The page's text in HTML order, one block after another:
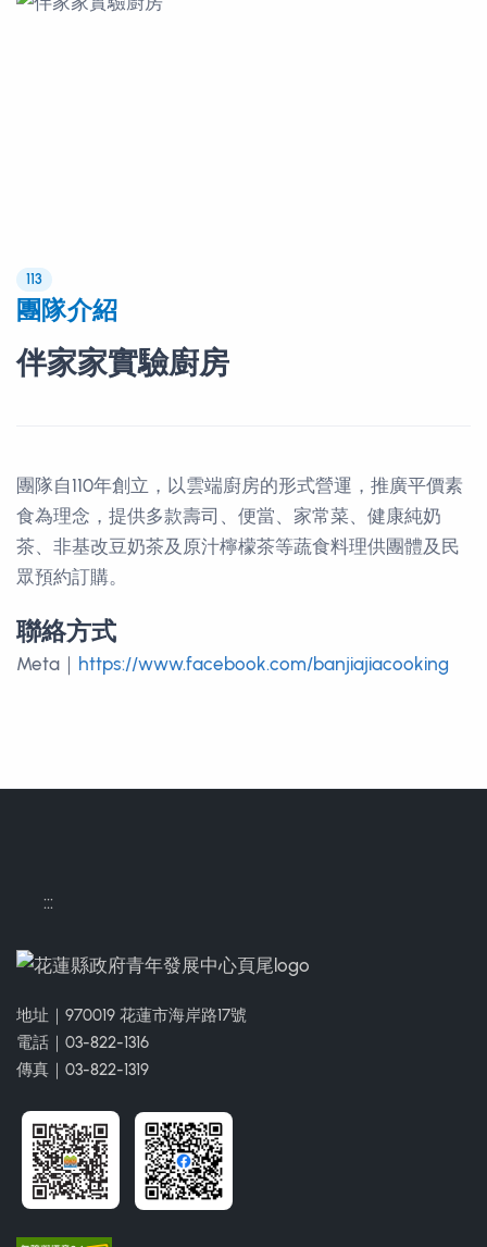
113
團隊介紹
伴家家實驗廚房
團隊自110年創立，以雲端廚房的形式營運，推廣平價素
食為理念，提供多款壽司、便當、家常菜、健康純奶
茶、非基改豆奶茶及原汁檸檬茶等蔬食料理供團體及民
眾預約訂購。
聯絡方式
聯絡方式
Meta｜ https://www.facebook.com/banjiajiacooking
:::
地址｜970019 花蓮市海岸路17號
電話｜03-822-1316
傳真｜03-822-1319